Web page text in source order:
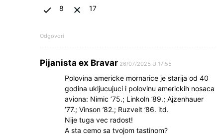
8 17
Odgovori
Pijanista ex Bravar 26/07/2025 U 17:55
Polovina americke mornarice je starija od 40
godina ukljucujuci i polovinu americkih nosaca
aviona: Nimic ’75.; Linkoln ’89.; Ajzenhauer
’77.; Vinson ’82.; Ruzvelt ’86. itd.
Nije tuga vec radost!
A sta cemo sa tvojom tastinom?